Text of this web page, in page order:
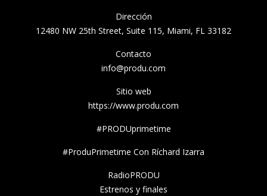
Dirección
12480 NW 25th Street, Suite 115, Miami, FL 33182
Contacto
info@produ.com
Sitio web
https://www.produ.com
#PRODUprimetime
#ProduPrimetime Con Ríchard Izarra
RadioPRODU
Estrenos y finales